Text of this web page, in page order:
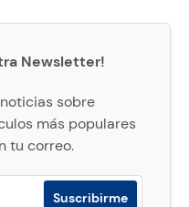
Newsletter!
sobre
más populares
tu correo.